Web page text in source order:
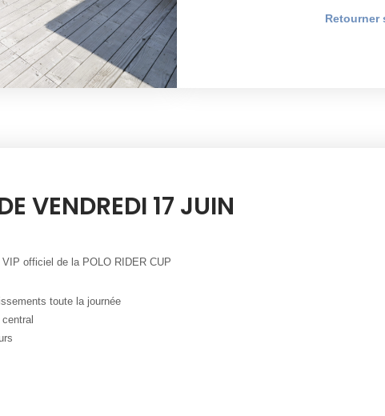
Retourner
VENDREDI 17 JUIN
officiel de la POLO RIDER CUP
toute la journée